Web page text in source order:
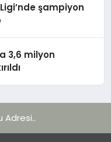
şampiyon
3,6 milyon
Adresi..